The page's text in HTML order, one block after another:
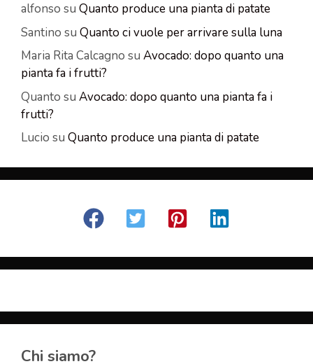
alfonso su Quanto produce una pianta di patate
Santino su Quanto ci vuole per arrivare sulla luna
Maria Rita Calcagno su Avocado: dopo quanto una
pianta fa i frutti?
Quanto su Avocado: dopo quanto una pianta fa i
frutti?
Lucio su Quanto produce una pianta di patate
Chi siamo?